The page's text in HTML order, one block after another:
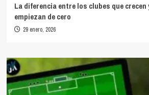
La diferencia entre los clubes que
empiezan de cero
29 enero, 2026